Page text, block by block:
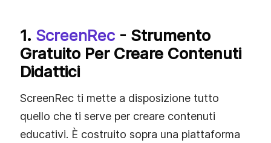
1. ScreenRec - Strumento
Gratuito Per Creare Contenuti
Didattici
ScreenRec ti mette a disposizione tutto
quello che ti serve per creare contenuti
educativi. È costruito sopra una piattaforma